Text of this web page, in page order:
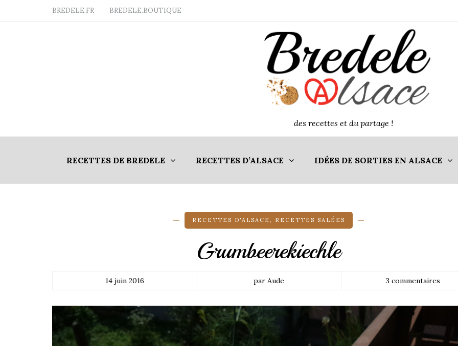
BREDELE.FR BREDELE.BOUTIQUE
des recettes et du partage !
RECETTES DE BREDELE RECETTES D’ALSACE IDÉES DE SORTIES EN ALSACE
RECETTES D'ALSACE, RECETTES SALÉES
Grumbeerekiechle
14 juin 2016 par Aude 3 commentaires